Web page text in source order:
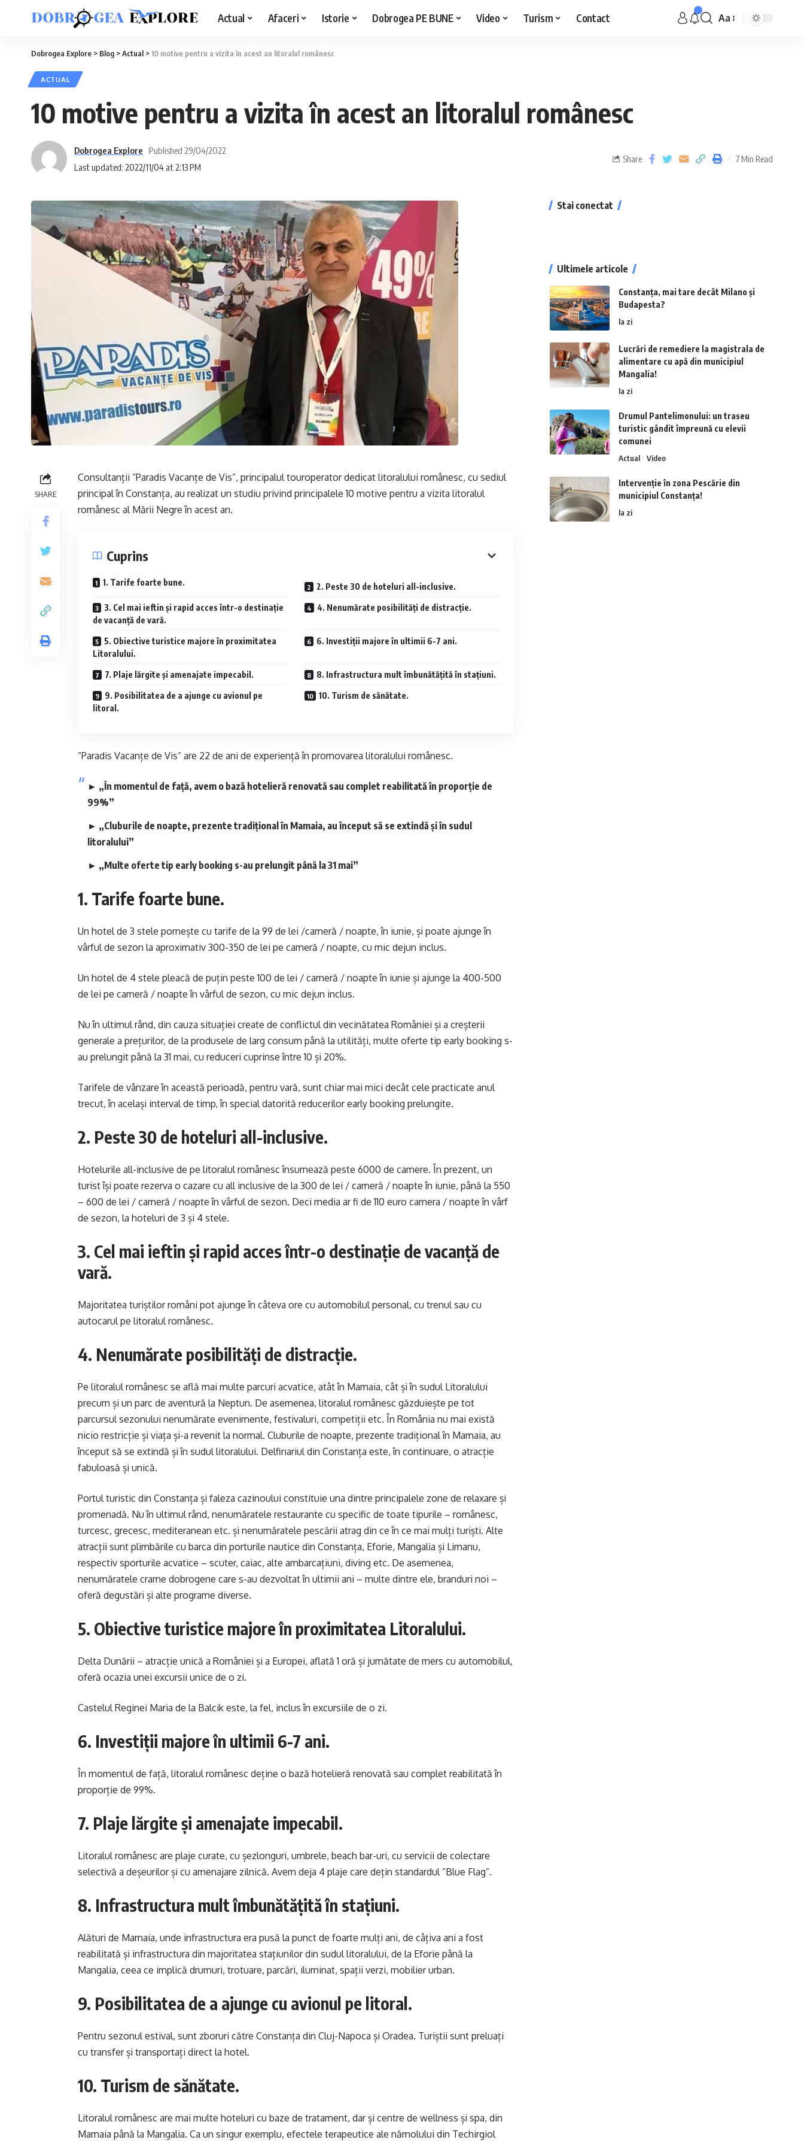
Actual Afaceri Istorie Dobrogea PE BUNE Video Turism Contact Aa
Dobrogea Explore > Blog >Actual >10 motive pentru a vizita în acest an litoralul românesc
ACTUAL
10 motive pentru a vizita în acest an litoralul românesc
Last updated: 2022/11/04 at 2:13 PM
Dobrogea Explore Published 29/04/2022
Share 7 Min Read
SHARE
Consultanții ”Paradis Vacanțe de Vis”, principalul touroperator dedicat litoralului românesc, cu sediul
principal în Constanța, au realizat un studiu privind principalele 10 motive pentru a vizita litoralul
românesc al Mării Negre în acest an.
Cuprins
1. Tarife foarte bune. 2. Peste 30 de hoteluri all-inclusive.
3. Cel mai ieftin și rapid acces într-o destinație
de vacanță de vară.
4. Nenumărate posibilități de distracție.
5. Obiective turistice majore în proximitatea
Litoralului.
6. Investiții majore în ultimii 6-7 ani.
7. Plaje lărgite și amenajate impecabil. 8. Infrastructura mult îmbunătățită în stațiuni.
9. Posibilitatea de a ajunge cu avionul pe
litoral.
10. Turism de sănătate.
”Paradis Vacanțe de Vis” are 22 de ani de experiență în promovarea litoralului românesc.
► „În momentul de față, avem o bază hotelieră renovată sau complet reabilitată în proporție de
99%”
► „Cluburile de noapte, prezente tradițional în Mamaia, au început să se extindă și în sudul
litoralului”
► „Multe oferte tip early booking s-au prelungit până la 31 mai”
1. Tarife foarte bune.
Un hotel de 3 stele pornește cu tarife de la 99 de lei /cameră / noapte, în iunie, și poate ajunge în
vârful de sezon la aproximativ 300-350 de lei pe cameră / noapte, cu mic dejun inclus.
Un hotel de 4 stele pleacă de puțin peste 100 de lei / cameră / noapte în iunie și ajunge la 400-500
de lei pe cameră / noapte în vârful de sezon, cu mic dejun inclus.
Nu în ultimul rând, din cauza situației create de conflictul din vecinătatea României și a creșterii
generale a prețurilor, de la produsele de larg consum până la utilități, multe oferte tip early booking s-
au prelungit până la 31 mai, cu reduceri cuprinse între 10 și 20%.
Tarifele de vânzare în această perioadă, pentru vară, sunt chiar mai mici decât cele practicate anul
trecut, în același interval de timp, în special datorită reducerilor early booking prelungite.
2. Peste 30 de hoteluri all-inclusive.
Hotelurile all-inclusive de pe litoralul românesc însumează peste 6000 de camere. În prezent, un
turist își poate rezerva o cazare cu all inclusive de la 300 de lei / cameră / noapte în iunie, până la 550
– 600 de lei / cameră / noapte în vârful de sezon. Deci media ar fi de 110 euro camera / noapte în vârf
de sezon, la hoteluri de 3 și 4 stele.
3. Cel mai ieftin și rapid acces într-o destinație de vacanță de
vară.
Majoritatea turiștilor români pot ajunge în câteva ore cu automobilul personal, cu trenul sau cu
autocarul pe litoralul românesc.
4. Nenumărate posibilități de distracție.
Pe litoralul românesc se află mai multe parcuri acvatice, atât în Mamaia, cât și în sudul Litoralului
precum și un parc de aventură la Neptun. De asemenea, litoralul românesc găzduiește pe tot
parcursul sezonului nenumărate evenimente, festivaluri, competiții etc. În România nu mai există
nicio restricție și viața și-a revenit la normal. Cluburile de noapte, prezente tradițional în Mamaia, au
început să se extindă și în sudul litoralului. Delfinariul din Constanța este, în continuare, o atracție
fabuloasă și unică.
Portul turistic din Constanța și faleza cazinoului constituie una dintre principalele zone de relaxare și
promenadă. Nu în ultimul rând, nenumăratele restaurante cu specific de toate tipurile – românesc,
turcesc, grecesc, mediteranean etc. și nenumăratele pescării atrag din ce în ce mai mulți turiști. Alte
atracții sunt plimbările cu barca din porturile nautice din Constanța, Eforie, Mangalia și Limanu,
respectiv sporturile acvatice – scuter, caiac, alte ambarcațiuni, diving etc. De asemenea,
nenumăratele crame dobrogene care s-au dezvoltat în ultimii ani – multe dintre ele, branduri noi –
oferă degustări și alte programe diverse.
5. Obiective turistice majore în proximitatea Litoralului.
Delta Dunării – atracție unică a României și a Europei, aflată 1 oră și jumătate de mers cu automobilul,
oferă ocazia unei excursii unice de o zi.
Castelul Reginei Maria de la Balcik este, la fel, inclus în excursiile de o zi.
6. Investiții majore în ultimii 6-7 ani.
În momentul de față, litoralul românesc deține o bază hotelieră renovată sau complet reabilitată în
proporție de 99%.
7. Plaje lărgite și amenajate impecabil.
Litoralul românesc are plaje curate, cu șezlonguri, umbrele, beach bar-uri, cu servicii de colectare
selectivă a deșeurilor și cu amenajare zilnică. Avem deja 4 plaje care dețin standardul ”Blue Flag”.
8. Infrastructura mult îmbunătățită în stațiuni.
Alături de Mamaia, unde infrastructura era pusă la punct de foarte mulți ani, de câțiva ani a fost
reabilitată și infrastructura din majoritatea stațiunilor din sudul litoralului, de la Eforie până la
Mangalia, ceea ce implică drumuri, trotuare, parcări, iluminat, spații verzi, mobilier urban.
9. Posibilitatea de a ajunge cu avionul pe litoral.
Pentru sezonul estival, sunt zboruri către Constanța din Cluj-Napoca și Oradea. Turiștii sunt preluați
cu transfer și transportați direct la hotel.
10. Turism de sănătate.
Litoralul românesc are mai multe hoteluri cu baze de tratament, dar și centre de wellness și spa, din
Mamaia până la Mangalia. Ca un singur exemplu, efectele terapeutice ale nămolului din Techirgiol
Stai conectat
Ultimele articole
Constanța, mai tare decât Milano și
Budapesta?
la zi
Lucrări de remediere la magistrala de
alimentare cu apă din municipiul
Mangalia!
la zi
Drumul Pantelimonului: un traseu
turistic gândit împreună cu elevii
comunei
Actual Video
Intervenție în zona Pescărie din
municipiul Constanța!
la zi